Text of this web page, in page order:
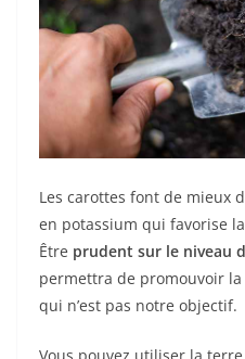
Les carottes font de mieux
en potassium qui favorise
Être prudent sur le niveau
permettra de promouvoir
qui n’est pas notre objectif.